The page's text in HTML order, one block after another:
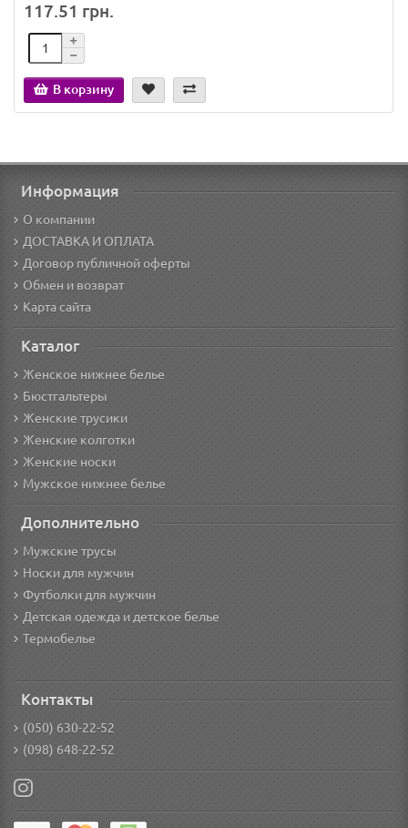
117.51 грн.
В корзину
Информация
О компании
ДОСТАВКА И ОПЛАТА
Договор публичной оферты
Обмен и возврат
Карта сайта
Каталог
Женское нижнее белье
Бюстгальтеры
Женские трусики
Женские колготки
Женские носки
Мужское нижнее белье
Дополнительно
Мужские трусы
Носки для мужчин
Футболки для мужчин
Детская одежда и детское белье
Термобелье
Контакты
(050) 630-22-52
(098) 648-22-52